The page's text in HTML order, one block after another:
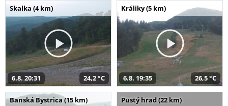
Skalka (4 km)
6.8. 20:31 24,2 °C
Králiky (5 km)
6.8. 19:35 26,5 °C
Banská Bystrica (15 km) Pustý hrad (22 km)